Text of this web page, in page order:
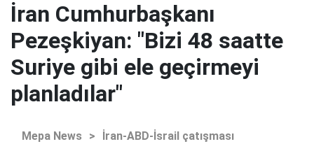
İran Cumhurbaşkanı
Pezeşkiyan: "Bizi 48 saatte
Suriye gibi ele geçirmeyi
planladılar"
Mepa News > İran-ABD-İsrail çatışması